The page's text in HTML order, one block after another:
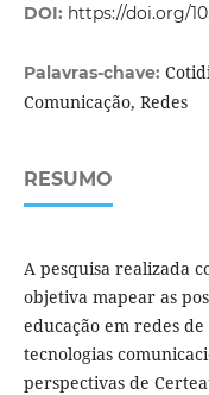
DOI: https://doi.org/
Palavras-chave:
Comunicação, Redes
RESUMO
A pesquisa realizada
objetiva mapear as
educação em redes de
tecnologias
perspectivas de